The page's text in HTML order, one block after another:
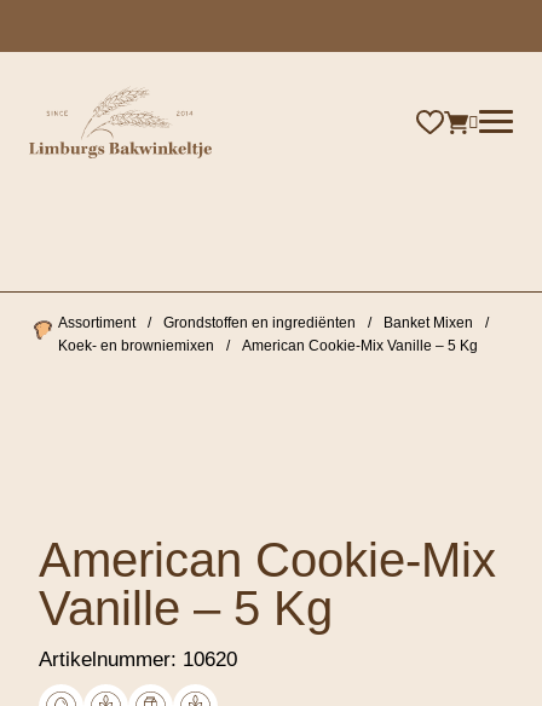
Assortiment / Grondstoffen en ingrediënten / Banket Mixen
/
Koek- en browniemixen
/ American Cookie-Mix Vanille – 5 Kg
American Cookie-Mix
Vanille – 5 Kg
Artikelnummer: 10620